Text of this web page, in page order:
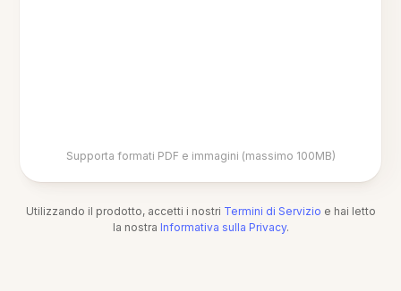
Supporta formati PDF e immagini (massimo 100MB)
Utilizzando il prodotto, accetti i nostri Termini di Servizio e hai letto
la nostra Informativa sulla Privacy.